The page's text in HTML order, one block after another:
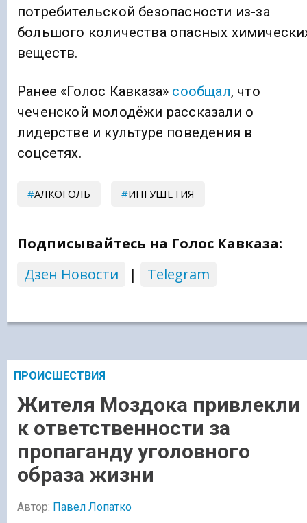
потребительской безопасности из-за
большого количества опасных
веществ.
Ранее «Голос Кавказа» сообщал, что
чеченской молодёжи рассказали о
лидерстве и культуре поведения в
соцсетях.
АЛКОГОЛЬ ИНГУШЕТИЯ
Подписывайтесь на Голос Кавказа:
Дзен Новости
| Telegram
ПРОИСШЕСТВИЯ
Жителя Моздока привлекли
к ответственности за
пропаганду уголовного
образа жизни
Автор: Павел Лопатко